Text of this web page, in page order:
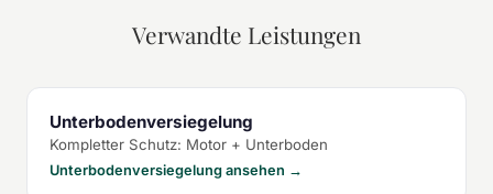
Verwandte Leistungen
Unterbodenversiegelung
Kompletter Schutz: Motor + Unterboden
Unterbodenversiegelung ansehen →